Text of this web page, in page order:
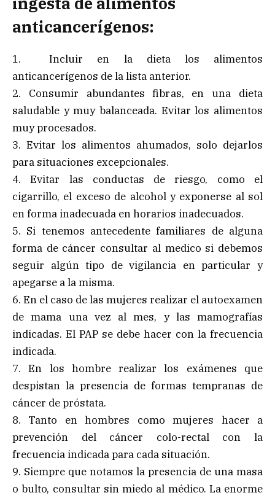
anticancerígenos:
1. Incluir en la dieta los alimentos
anticancerígenos de la lista anterior.
2. Consumir abundantes fibras, en una dieta
saludable y muy balanceada. Evitar los alimentos
muy procesados.
3. Evitar los alimentos ahumados, solo dejarlos
para situaciones excepcionales.
4. Evitar las conductas de riesgo, como el
cigarrillo, el exceso de alcohol y exponerse al sol
en forma inadecuada en horarios inadecuados.
5. Si tenemos antecedente familiares de alguna
forma de cáncer consultar al medico si debemos
seguir algún tipo de vigilancia en particular y
apegarse a la misma.
6. En el caso de las mujeres realizar el autoexamen
de mama una vez al mes, y las mamografías
indicadas. El PAP se debe hacer con la frecuencia
indicada.
7. En los hombre realizar los exámenes que
despistan la presencia de formas tempranas de
cáncer de próstata.
8. Tanto en hombres como mujeres hacer a
prevención del cáncer colo-rectal con la
frecuencia indicada para cada situación.
9. Siempre que notamos la presencia de una masa
o bulto, consultar sin miedo al médico. La enorme